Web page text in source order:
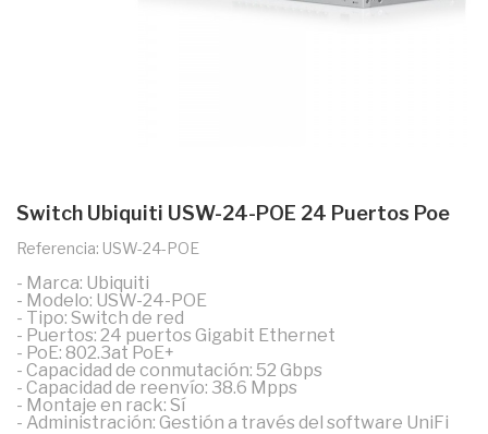
Switch Ubiquiti USW-24-POE 24 Puertos Poe
Referencia: USW-24-POE
- Marca: Ubiquiti
- Modelo: USW-24-POE
- Tipo: Switch de red
- Puertos: 24 puertos Gigabit Ethernet
- PoE: 802.3at PoE+
- Capacidad de conmutación: 52 Gbps
- Capacidad de reenvío: 38.6 Mpps
- Montaje en rack: Sí
- Administración: Gestión a través del software UniFi